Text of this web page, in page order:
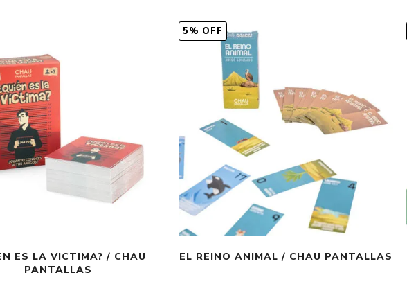
ES LA VICTIMA? / CHAU
PANTALLAS
5% OFF
EL REINO ANIMAL / CHAU PANTALLAS